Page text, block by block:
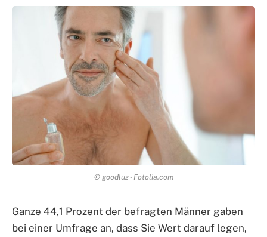
© goodluz - Fotolia.com
Ganze 44,1 Prozent der befragten Männer gaben
bei einer Umfrage an, dass Sie Wert darauf legen,